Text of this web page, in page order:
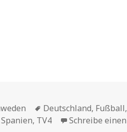
Schlagwörter
Deutschland, Fußball,
Spanien, TV4 Schreibe